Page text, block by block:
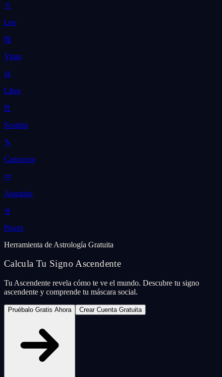
♌
Leo
♍
Virgo
♎
Libra
♏
Scorpio
♑
Capricorn
♒
Aquarius
♓
Pisces
Herramienta de Astrología Gratuita
Calcula Tu Signo Ascendente
Tu Ascendente revela cómo te ve el mundo. Descubre tu signo
ascendente y comprende tu máscara social.
Pruébalo Gratis Ahora Crear Cuenta Gratuita